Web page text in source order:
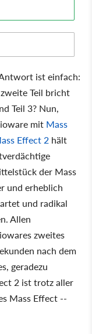
ist einfach:
Teil bricht
Teil 3? Nun,
mit Mass
Effect 2 hält
der Mass
und erheblich
und radikal
Allen
zweites
nach dem
geradezu
2 ist trotz aller
Mass Effect --